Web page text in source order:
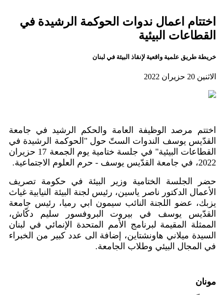
اختتام اعمال ندوات الحوكمة الرشيدة في
القطاعات البيئية
خريطة طريق علمية واقعية لإنقاذ البيئة في لبنان
الاثنين 20 حزيران 2022
اختتم مرصد الوظيفة العامة والحكم الرشيد في جامعة
القدّيس يوسف الندوات الستّ حول "الحوكمة الرشيدة في
القطاعات البيئية" في جلسة ختامية يوم الجمعة 17 حزيران
2022، في جامعة القدّيس يوسف - حرم العلوم الاجتماعية.
حضر الجلسة الختامية وزير البيئة في حكومة تصريف
الأعمال الدكتور ناصر ياسين، رئيس لجنة البيئة النيابية غياث
يزبك، عضو اللجنة النائب سيمون ابي رميا، رئيس جامعة
القدّيس يوسف في بيروت البروفسور سليم دكّاش،
الممثلة المقيمة لبرنامج الأمم المتحدة الإنمائي في لبنان
السيدة ميلاني هاونشتاين، إضافة الى عدد كبير من الخبراء
في المجال البيئي وطلاب الجامعة.
مونان